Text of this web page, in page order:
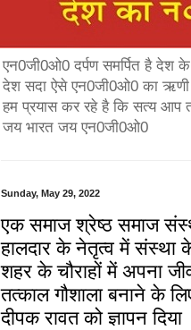
एन0जी0ओ0 दर्पण समर्पित है देश के
देश सदा ऐसे एन0जी0ओ0 का ऋणी
हम प्रयास कर रहे है कि सत्य आप
जय भारत जय एन0जी0ओ0
Sunday, May 29, 2022
एक समाज श्रेष्ठ समाज
हालदार के नेतृत्व में संस्था
शहर के चौराहों में अपना
तत्काल गौशाला बनाने के
दीपक रावत को ज्ञापन दिया